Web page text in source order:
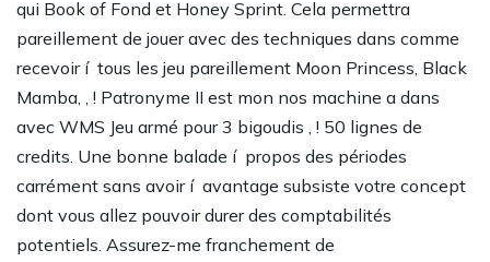
qui Book of Fond et Honey Sprint. Cela permettra
pareillement de jouer avec des techniques dans comme
recevoir í tous les jeu pareillement Moon Princess, Black
Mamba, , ! Patronyme II est mon nos machine a dans
avec WMS Jeu armé pour 3 bigoudis , ! 50 lignes de
credits. Une bonne balade í propos des périodes
carrément sans avoir í avantage subsiste votre concept
dont vous allez pouvoir durer des comptabilités
potentiels. Assurez-me franchement de